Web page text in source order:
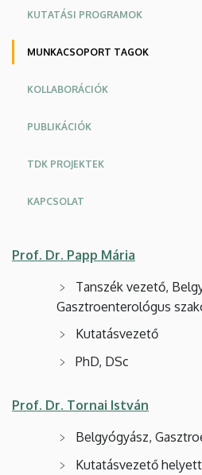
KUTATÁSI PROGRAMOK
MUNKACSOPORT TAGOK
KOLLABORÁCIÓK
PUBLIKÁCIÓK
TDK PROJEKTEK
KAPCSOLAT
Prof. Dr. Papp Mária
Tanszék vezető,
Gasztroenterológus
Kutatásvezető
PhD, DSc
Prof. Dr. Tornai István
Belgyógyász,
Kutatásvezető